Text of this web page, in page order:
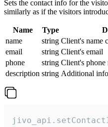
Sets the contact info for the
similarly as if the visitors
Name Type
name
string Client's name
email
string Client's email
phone
string Client's phone
description string Additional